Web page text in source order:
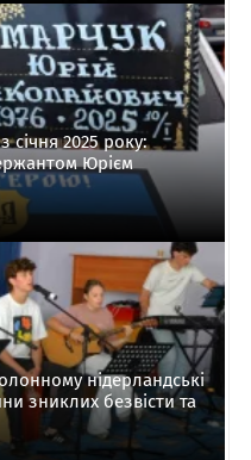
січня 2025 року:
Юрієм
нідерландські
зниклих безвісти та